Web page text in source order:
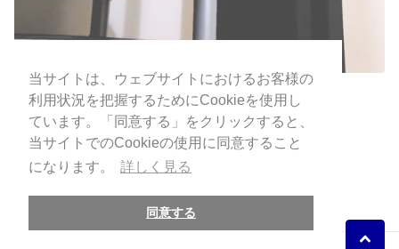
当サイトは、ウェブサイトにおけるお客様の
利用状況を把握するためにCookieを使用し
ています。「同意する」をクリックすると、
当サイトでのCookieの使用に同意すること
になります。
詳しく見る
同意する
当サイトは、ウェブサイトにおけるお客様の
利用状況を把握するためにCookieを使用し
ています。「同意する」をクリックすると、
当サイトでのCookieの使用に同意すること
になります。
詳しく見る
同意する
ONSITE, Inc.
古物商認可番号：
東京都公安委員会 第308872220938号
store@onsite.audio